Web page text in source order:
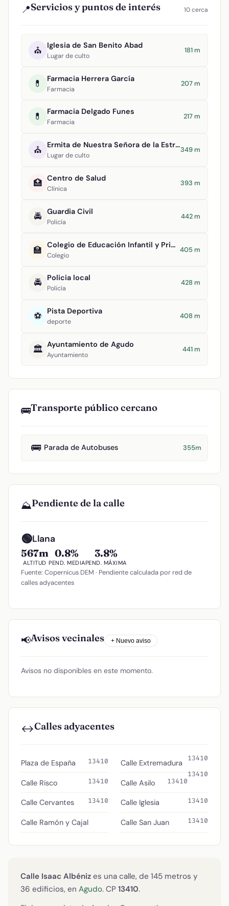
📍Servicios y puntos de interés 10 cerca
⛪ Iglesia de San Benito Abad
Lugar de culto
181 m
💊 Farmacia Herrera García
Farmacia
207 m
💊 Farmacia Delgado Funes
Farmacia
217 m
⛪ Ermita de Nuestra Señora de la Estrella
Lugar de culto
349 m
🏥 Centro de Salud
Clínica
393 m
🚔 Guardia Civil
Policía
442 m
🏫 Colegio de Educación Infantil y Primaria Virgen de la Estrella
Colegio
405 m
🚔 Policia local
Policía
428 m
⚽ Pista Deportiva
deporte
408 m
🏛️ Ayuntamiento de Agudo
Ayuntamiento
441 m
🚌Transporte público cercano
🚌 Parada de Autobuses 355m
⛰️Pendiente de la calle
🟢Llana
567m
ALTITUD
0.8%
PEND. MEDIA
3.8%
PEND. MÁXIMA
Fuente: Copernicus DEM · Pendiente calculada por red de
calles adyacentes
📢Avisos vecinales + Nuevo aviso
Avisos no disponibles en este momento.
↔️Calles adyacentes
Plaza de España 13410
Calle Risco 13410
Calle Cervantes 13410
Calle Ramón y Cajal
13410
Calle Extremadura
13410
Calle Asilo 13410
Calle Iglesia 13410
Calle San Juan 13410
Calle Isaac Albéniz es una calle, de 145 metros y
36 edificios, en Agudo. CP 13410.